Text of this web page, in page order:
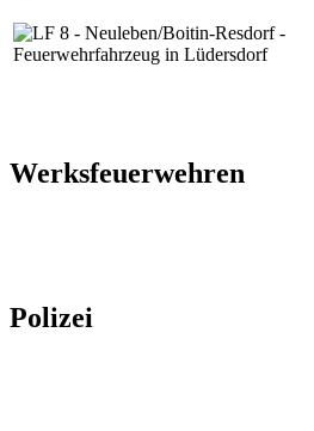
Werksfeuerwehren
Polizei